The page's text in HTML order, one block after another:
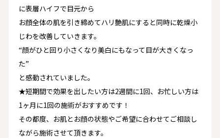
に表層ハイフで目元から
お顔全体の肌を引き締めてハリ艶肌にすると同時に乾燥小
じわを改善していきます。
“顔がひと回り小さくなり美白にもなって目が大きくなっ
た”
と感動されていました。
★短期間で効果を出したい方は2週間に1回、お忙しい方は
1ヶ月に1回の施術がおすすめです！
その都度、お肌とお顔の状態やご希望に合わせてご相談し
ながら施術させて頂きます。